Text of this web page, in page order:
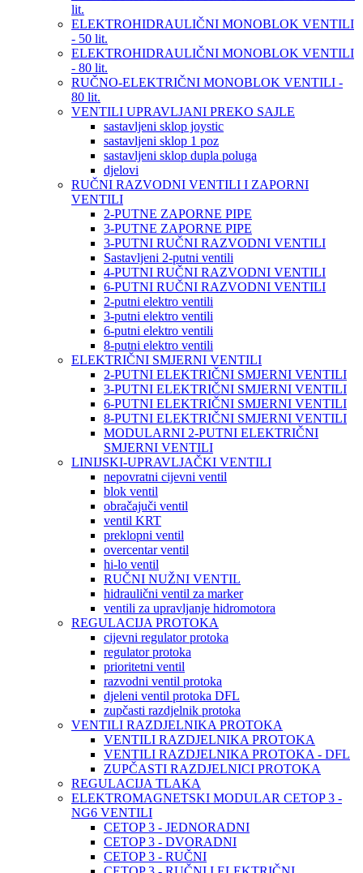
lit.
ELEKTROHIDRAULIČNI MONOBLOK VENTILI
- 50 lit.
ELEKTROHIDRAULIČNI MONOBLOK VENTILI
- 80 lit.
RUČNO-ELEKTRIČNI MONOBLOK VENTILI -
80 lit.
VENTILI UPRAVLJANI PREKO SAJLE
sastavljeni sklop joystic
sastavljeni sklop 1 poz
sastavljeni sklop dupla poluga
djelovi
RUČNI RAZVODNI VENTILI I ZAPORNI
VENTILI
2-PUTNE ZAPORNE PIPE
3-PUTNE ZAPORNE PIPE
3-PUTNI RUČNI RAZVODNI VENTILI
Sastavljeni 2-putni ventili
4-PUTNI RUČNI RAZVODNI VENTILI
6-PUTNI RUČNI RAZVODNI VENTILI
2-putni elektro ventili
3-putni elektro ventili
6-putni elektro ventili
8-putni elektro ventili
ELEKTRIČNI SMJERNI VENTILI
2-PUTNI ELEKTRIČNI SMJERNI VENTILI
3-PUTNI ELEKTRIČNI SMJERNI VENTILI
6-PUTNI ELEKTRIČNI SMJERNI VENTILI
8-PUTNI ELEKTRIČNI SMJERNI VENTILI
MODULARNI 2-PUTNI ELEKTRIČNI
SMJERNI VENTILI
LINIJSKI-UPRAVLJAČKI VENTILI
nepovratni cijevni ventil
blok ventil
obračajuči ventil
ventil KRT
preklopni ventil
overcentar ventil
hi-lo ventil
RUČNI NUŽNI VENTIL
hidraulični ventil za marker
ventili za upravljanje hidromotora
REGULACIJA PROTOKA
cijevni regulator protoka
regulator protoka
prioritetni ventil
razvodni ventil protoka
djeleni ventil protoka DFL
zupčasti razdjelnik protoka
VENTILI RAZDJELNIKA PROTOKA
VENTILI RAZDJELNIKA PROTOKA
VENTILI RAZDJELNIKA PROTOKA - DFL
ZUPČASTI RAZDJELNICI PROTOKA
REGULACIJA TLAKA
ELEKTROMAGNETSKI MODULAR CETOP 3 -
NG6 VENTILI
CETOP 3 - JEDNORADNI
CETOP 3 - DVORADNI
CETOP 3 - RUČNI